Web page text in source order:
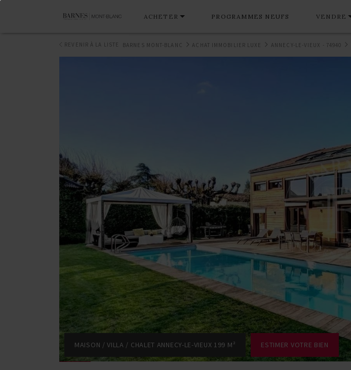
ACHETER PROGRAMMES NEUFS VENDRE
BARNES MONT-BLANC ACHAT IMMOBILIER LUXE ANNECY-LE-VIEUX - 74940
REVENIR À LA LISTE
MAISON / VILLA / CHALET ANNECY-LE-VIEUX 199 M² ESTIMER VOTRE BIEN